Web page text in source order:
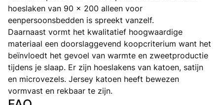
hoeslaken van 90 x 200 alleen voor
eenpersoonsbedden is spreekt vanzelf.
Daarnaast vormt het kwalitatief hoogwaardige
materiaal een doorslaggevend koopcriterium want het
beïnvloedt het gevoel van warmte en zweetproductie
tijdens je slaap. Er zijn hoeslakens van katoen, satijn
en microvezels. Jersey katoen heeft bewezen
vormvast en rekbaar te zijn.